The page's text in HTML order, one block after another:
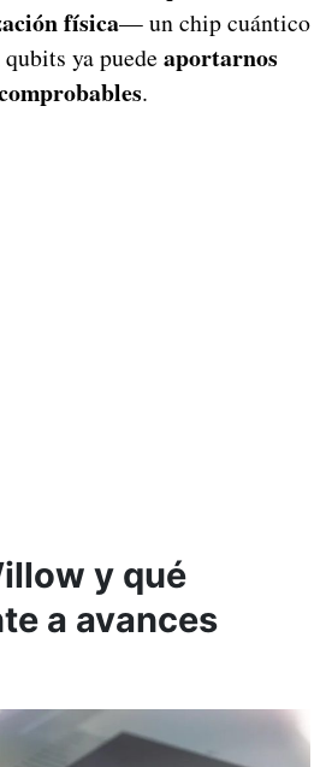
física— un chip cuántico
ya puede aportarnos
.
y qué
a avances